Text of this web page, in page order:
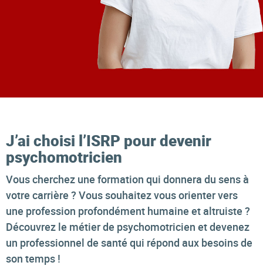
J’ai choisi l’ISRP pour devenir
psychomotricien
Vous cherchez une formation qui donnera du sens à
votre carrière ? Vous souhaitez vous orienter vers
une profession profondément humaine et altruiste ?
Découvrez le métier de psychomotricien et devenez
un professionnel de santé qui répond aux besoins de
son temps !